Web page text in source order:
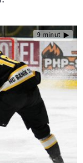
9 minut